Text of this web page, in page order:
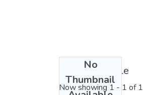
No
Thumbnail
License bundle
Now showing 1 - 1 of 1